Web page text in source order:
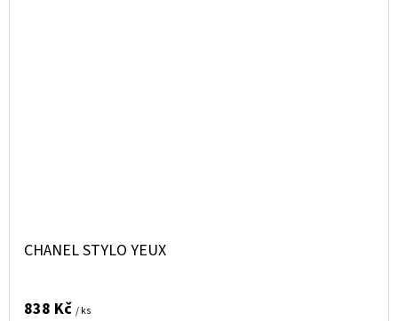
CHANEL STYLO YEUX
838 Kč / ks